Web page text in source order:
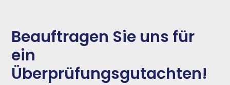
Beauftragen Sie uns für
ein
Überprüfungsgutachten!